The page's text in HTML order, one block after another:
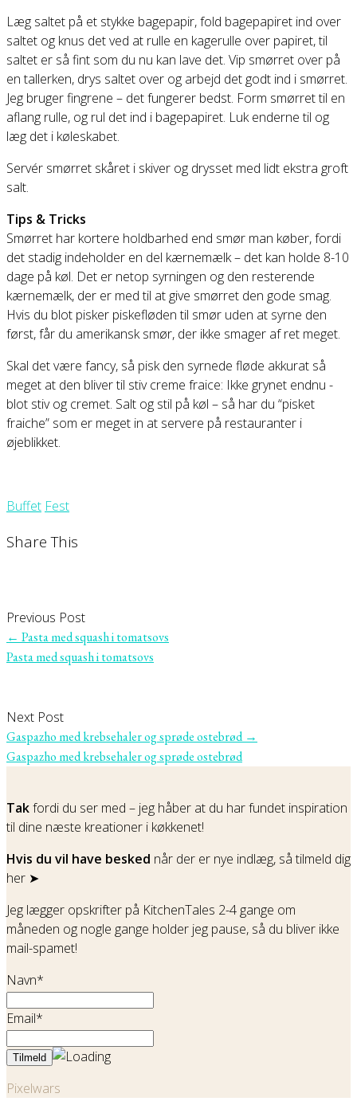
Læg saltet på et stykke bagepapir, fold bagepapiret ind over
saltet og knus det ved at rulle en kagerulle over papiret, til
saltet er så fint som du nu kan lave det. Vip smørret over på
en tallerken, drys saltet over og arbejd det godt ind i smørret.
Jeg bruger fingrene – det fungerer bedst. Form smørret til en
aflang rulle, og rul det ind i bagepapiret. Luk enderne til og
læg det i køleskabet.
Servér smørret skåret i skiver og drysset med lidt ekstra groft
salt.
Tips & Tricks
Smørret har kortere holdbarhed end smør man køber, fordi
det stadig indeholder en del kærnemælk – det kan holde 8-10
dage på køl. Det er netop syrningen og den resterende
kærnemælk, der er med til at give smørret den gode smag.
Hvis du blot pisker piskefløden til smør uden at syrne den
først, får du amerikansk smør, der ikke smager af ret meget.
Skal det være fancy, så pisk den syrnede fløde akkurat så
meget at den bliver til stiv creme fraice: Ikke grynet endnu -
blot stiv og cremet. Salt og stil på køl – så har du “pisket
fraiche” som er meget in at servere på restauranter i
øjeblikket.
Buffet Fest
Share This
Previous Post
← Pasta med squash i tomatsovs
Pasta med squash i tomatsovs
Next Post
Gaspazho med krebsehaler og sprøde ostebrød →
Gaspazho med krebsehaler og sprøde ostebrød
Takfordi du ser med – jeg håber at du har fundet inspiration
til dine næste kreationer i køkkenet!
Hvis du vil have besked når der er nye indlæg, så tilmeld dig
her ➤
Jeg lægger opskrifter på KitchenTales 2-4 gange om
måneden og nogle gange holder jeg pause, så du bliver ikke
mail-spamet!
Navn*
Email*
Pixelwars